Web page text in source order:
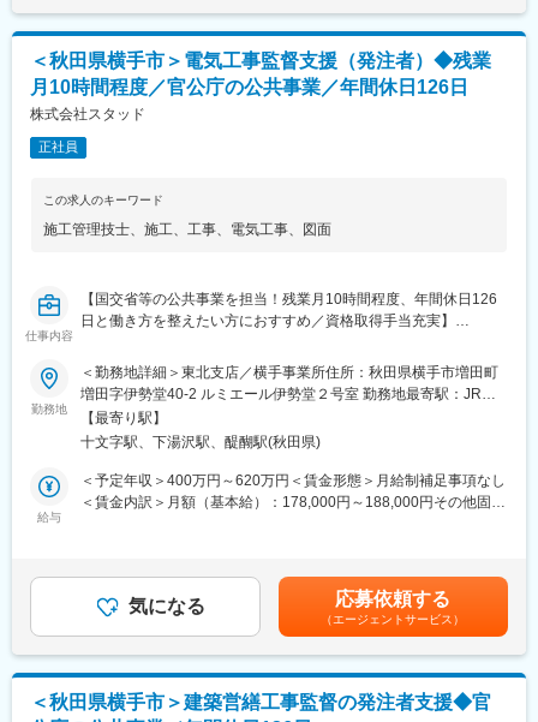
が実現できています。
■同社の特徴：
1983年に創業して以来、地域に根付いたコンサルティングが好評
価であり、着実な成長を遂げてきました。同社は社内外問わず、
人と人との絆に重きを置いたコンサルティングに取り組んでいま
術者集団）の頭文字をとったもので、初心を忘れず常に技術の向
上を心がけ「お客様のニーズが第一」の意識の下、地域のリーデ
ィングコンサルタントを目指しています。
とができる環境にあります。
同社には中途入社者が多数おり、社員間のコミュニケーションも
活発で、馴染みやすい環境です。また、個人の能力を重視してお
り、性別や年齢に関わらず、アイディアや意見を発信、交換がで
きる環境づくりに力を注いでいます。そのため自身の経験、及
変更の範囲：会社の定める業務
考を通じて上下する可能性があります。月給(月額)は固定手当を含
めた表記です。
＜秋田県横手市＞電気工事監督支援（発注者）◆残業
月10時間程度／官公庁の公共事業／年間休日126日
株式会社スタッド
正社員
この求人のキーワード
施工管理技士、 施工、 工事、 電気工事、 図面
仕事内容
【国交省等の公共事業を担当！残業月10時間程度、年間休日126
日と働き方を整えたい方におすすめ／資格取得手当充実】
■職務詳細：
国土交通省等、官公庁から民間の工事会社へ発注された道路・河
川・ダム等の電気通信工事が適切に行われているか、発注者側の
立場になって管理します。
◎工事数量のとりまとめや設計図書等の資料作成及び修正
◎施工業者との調整会議運営、打合せ、現地確認・立会
■就業環境：
残業月10時間程度、年間休日126日、出張・転勤無しと働きやす
が実現できています。
勤務地
＜勤務地詳細＞東北支店／横手事業所住所：秋田県横手市増田町
増田字伊勢堂40-2 ルミエール伊勢堂２号室 勤務地最寄駅：JR奥
羽本線／十文字駅受動喫煙対策：屋内全面禁煙変更の範囲：会社
の定める事業所
【最寄り駅】
十文字駅、下湯沢駅、醍醐駅(秋田県)
給与
＜予定年収＞400万円～620万円＜賃金形態＞月給制補足事項なし
＜賃金内訳＞月額（基本給）：178,000円～188,000円その他固定
む）＜昇給有無＞有＜残業手当＞有＜給与補足＞■賞与：年2回※
経験・能力・年齢等を考慮の上、当社規定より決定致します。※有
資格者は優遇致します。賃金はあくまでも目安の金額であり、選
考を通じて上下する可能性があります。月給(月額)は固定手当を含
めた表記です。
気になる 応募依頼する
（エージェントサービス）
＜秋田県横手市＞建築営繕工事監督の発注者支援◆官